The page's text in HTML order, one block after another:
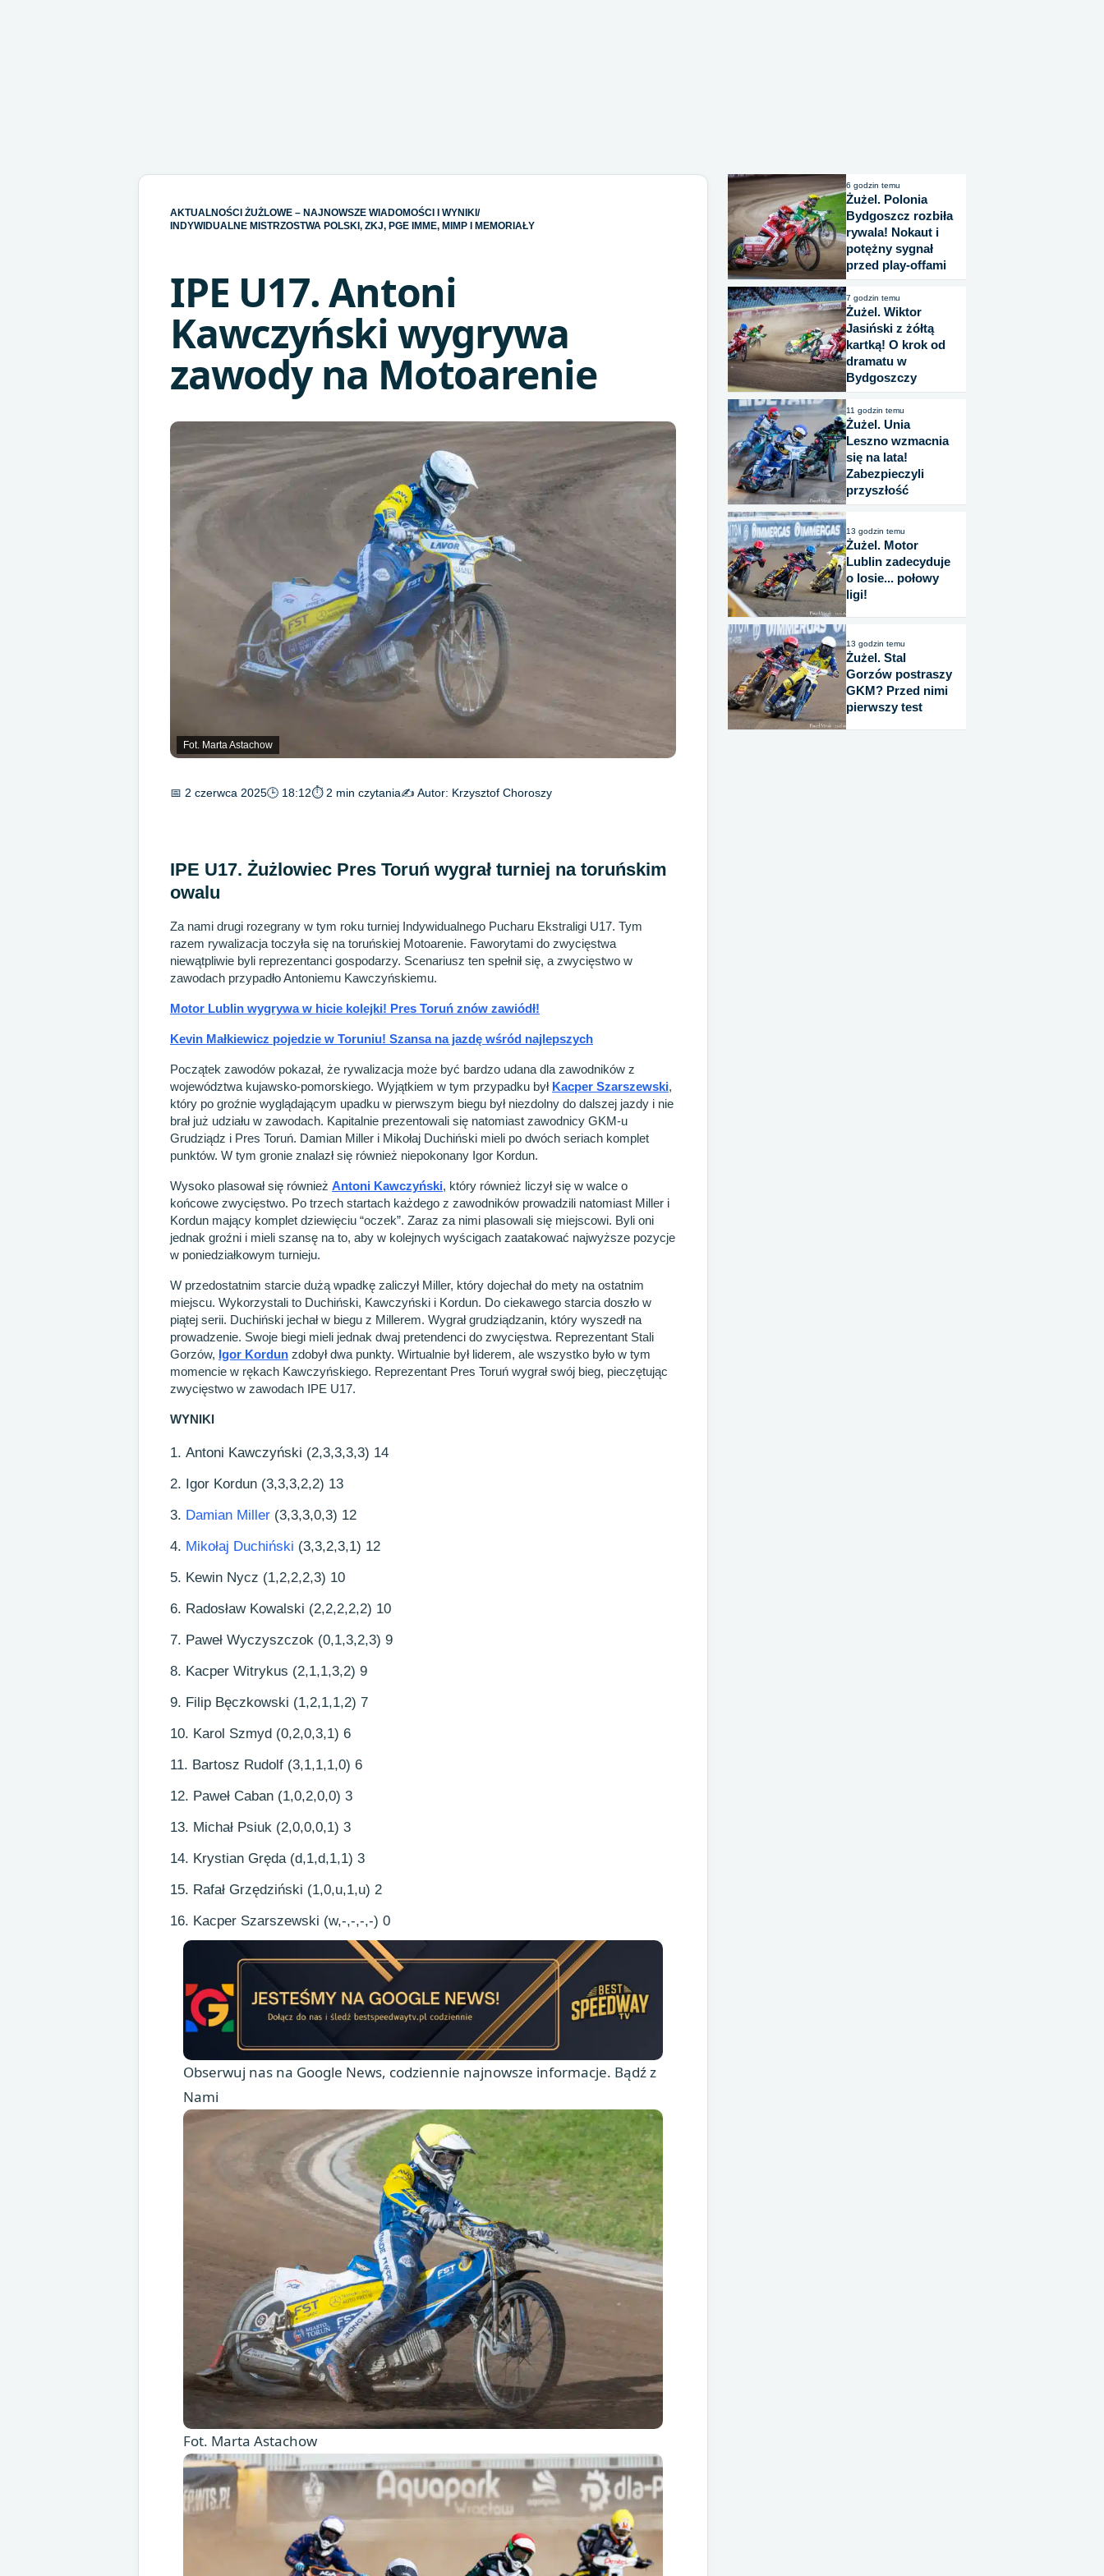
AKTUALNOŚCI ŻUŻLOWE – NAJNOWSZE WIADOMOŚCI I WYNIKI /
INDYWIDUALNE MISTRZOSTWA POLSKI, ZKJ, PGE IMME, MIMP I MEMORIAŁY
IPE U17. Antoni
Kawczyński wygrywa
zawody na Motoarenie
Fot. Marta Astachow
📅 2 czerwca 2025🕒 18:12⏱ 2 min czytania✍️ Autor: Krzysztof Choroszy
IPE U17. Żużlowiec Pres Toruń wygrał turniej na toruńskim
owalu
Za nami drugi rozegrany w tym roku turniej Indywidualnego Pucharu Ekstraligi U17. Tym
razem rywalizacja toczyła się na toruńskiej Motoarenie. Faworytami do zwycięstwa
niewątpliwie byli reprezentanci gospodarzy. Scenariusz ten spełnił się, a zwycięstwo w
zawodach przypadło Antoniemu Kawczyńskiemu.
Motor Lublin wygrywa w hicie kolejki! Pres Toruń znów zawiódł!
Kevin Małkiewicz pojedzie w Toruniu! Szansa na jazdę wśród najlepszych
Początek zawodów pokazał, że rywalizacja może być bardzo udana dla zawodników z
województwa kujawsko-pomorskiego. Wyjątkiem w tym przypadku był Kacper Szarszewski,
który po groźnie wyglądającym upadku w pierwszym biegu był niezdolny do dalszej jazdy i nie
brał już udziału w zawodach. Kapitalnie prezentowali się natomiast zawodnicy GKM-u
Grudziądz i Pres Toruń. Damian Miller i Mikołaj Duchiński mieli po dwóch seriach komplet
punktów. W tym gronie znalazł się również niepokonany Igor Kordun.
Wysoko plasował się również Antoni Kawczyński, który również liczył się w walce o
końcowe zwycięstwo. Po trzech startach każdego z zawodników prowadzili natomiast Miller i
Kordun mający komplet dziewięciu “oczek”. Zaraz za nimi plasowali się miejscowi. Byli oni
jednak groźni i mieli szansę na to, aby w kolejnych wyścigach zaatakować najwyższe pozycje
w poniedziałkowym turnieju.
W przedostatnim starcie dużą wpadkę zaliczył Miller, który dojechał do mety na ostatnim
miejscu. Wykorzystali to Duchiński, Kawczyński i Kordun. Do ciekawego starcia doszło w
piątej serii. Duchiński jechał w biegu z Millerem. Wygrał grudziądzanin, który wyszedł na
prowadzenie. Swoje biegi mieli jednak dwaj pretendenci do zwycięstwa. Reprezentant Stali
Gorzów, Igor Kordun zdobył dwa punkty. Wirtualnie był liderem, ale wszystko było w tym
momencie w rękach Kawczyńskiego. Reprezentant Pres Toruń wygrał swój bieg, pieczętując
zwycięstwo w zawodach IPE U17.
WYNIKI
Antoni Kawczyński (2,3,3,3,3) 14
Igor Kordun (3,3,3,2,2) 13
Damian Miller (3,3,3,0,3) 12
Mikołaj Duchiński (3,3,2,3,1) 12
Kewin Nycz (1,2,2,2,3) 10
Radosław Kowalski (2,2,2,2,2) 10
Paweł Wyczyszczok (0,1,3,2,3) 9
Kacper Witrykus (2,1,1,3,2) 9
Filip Bęczkowski (1,2,1,1,2) 7
Karol Szmyd (0,2,0,3,1) 6
Bartosz Rudolf (3,1,1,1,0) 6
Paweł Caban (1,0,2,0,0) 3
Michał Psiuk (2,0,0,0,1) 3
Krystian Gręda (d,1,d,1,1) 3
Rafał Grzędziński (1,0,u,1,u) 2
Kacper Szarszewski (w,-,-,-,-) 0
Obserwuj nas na Google News, codziennie najnowsze informacje. Bądź z
Nami
Fot. Marta Astachow
6 godzin temu
Żużel. Polonia
Bydgoszcz rozbiła
rywala! Nokaut i
potężny sygnał
przed play-offami
7 godzin temu
Żużel. Wiktor
Jasiński z żółtą
kartką! O krok od
dramatu w
Bydgoszczy
11 godzin temu
Żużel. Unia
Leszno wzmacnia
się na lata!
Zabezpieczyli
przyszłość
13 godzin temu
Żużel. Motor
Lublin zadecyduje
o losie... połowy
ligi!
13 godzin temu
Żużel. Stal
Gorzów postraszy
GKM? Przed nimi
pierwszy test